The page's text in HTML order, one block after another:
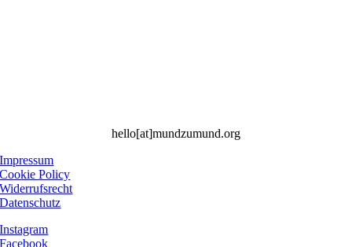
hello[at]mundzumund.org
Impressum
Cookie Policy
Widerrufsrecht
Datenschutz
Instagram
Facebook